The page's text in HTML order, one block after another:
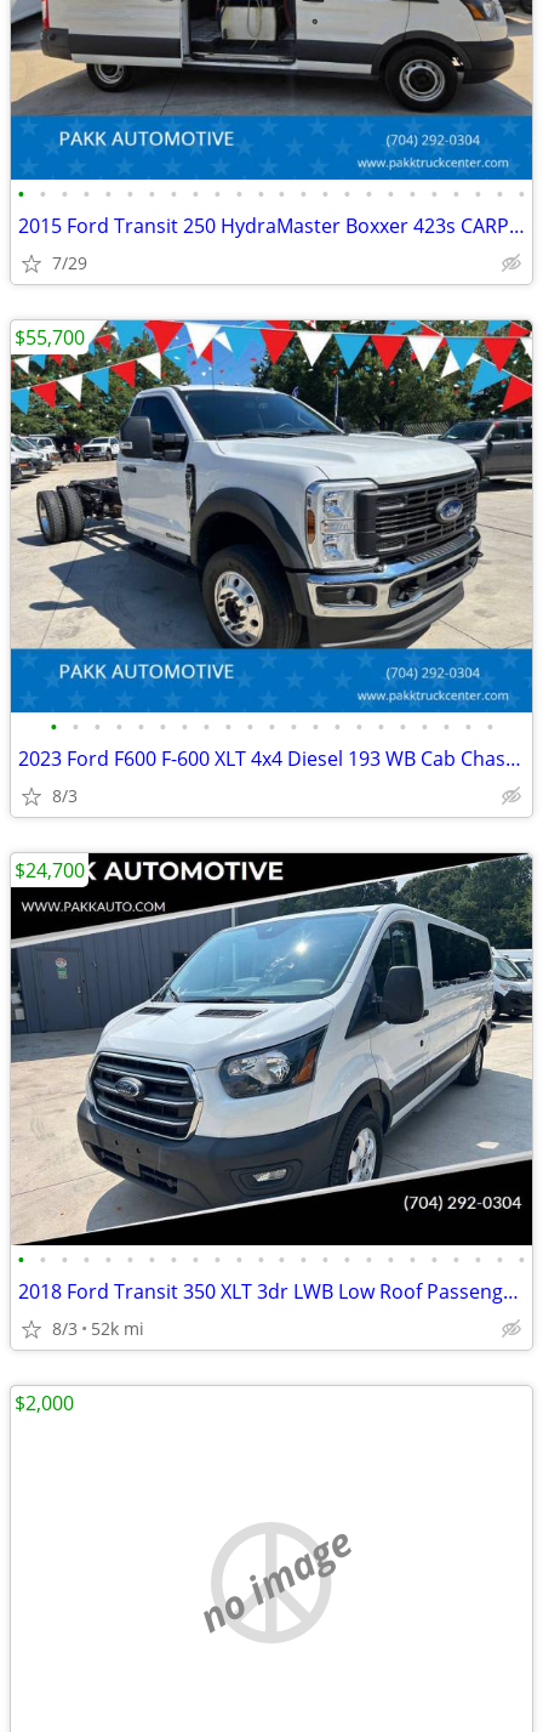
• • • • • • • • • • • • • • • • • • • • • • • •
2015 Ford Transit 250 HydraMaster Boxxer 423s CARPET CLEANER MACHINE
7/29
• • • • • • • • • • • • • • • • • • • • •
2023 Ford F600 F-600 XLT 4x4 Diesel 193 WB Cab Chassis Fully Loaded
8/3
$55,700
• • • • • • • • • • • • • • • • • • • • • • • •
2018 Ford Transit 350 XLT 3dr LWB Low Roof Passenger Van w/Sliding Sid
8/3 52k mi
$24,700
no image
$2,000